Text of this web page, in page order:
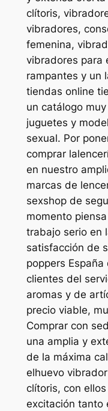
clítoris,
vibradores,
femenina,
vibradores para
rampantes y un
tiendas online
un catálogo
juguetes y
sexual. Por
comprar
en nuestro
marcas de
sexshop de
momento
trabajo serio en
satisfacción de
poppers
clientes del
aromas y de
precio viable,
Comprar con
una amplia y
de la máxima
elhuevo
clítoris, con
excitación tanto